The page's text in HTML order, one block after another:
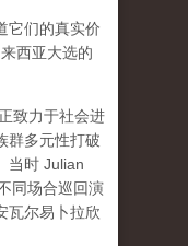
它们的真实价
西亚大选的
致力于社会进
群多元性打破
当时 Julian
同场合巡回演
瓦尔易卜拉欣